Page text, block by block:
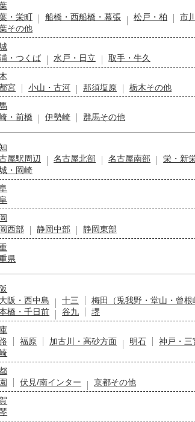
・栄町
船橋・西船橋・幕張 松戸・柏 市
その他
・つくば
水戸・日立
取手・牛久
宮
小山・古河 那須塩原
栃木その他
・前橋
伊勢崎 群馬その他
屋駅周辺
名古屋北部 名古屋南部 栄・新
・岡崎
西部
静岡中部
静岡東部
県
阪・西中島
十三 梅田（兎我野・堂山・曾根
橋・千日前
谷九
堺
福原 加古川・高砂方面 明石 神戸・三
伏見/南インター
京都その他